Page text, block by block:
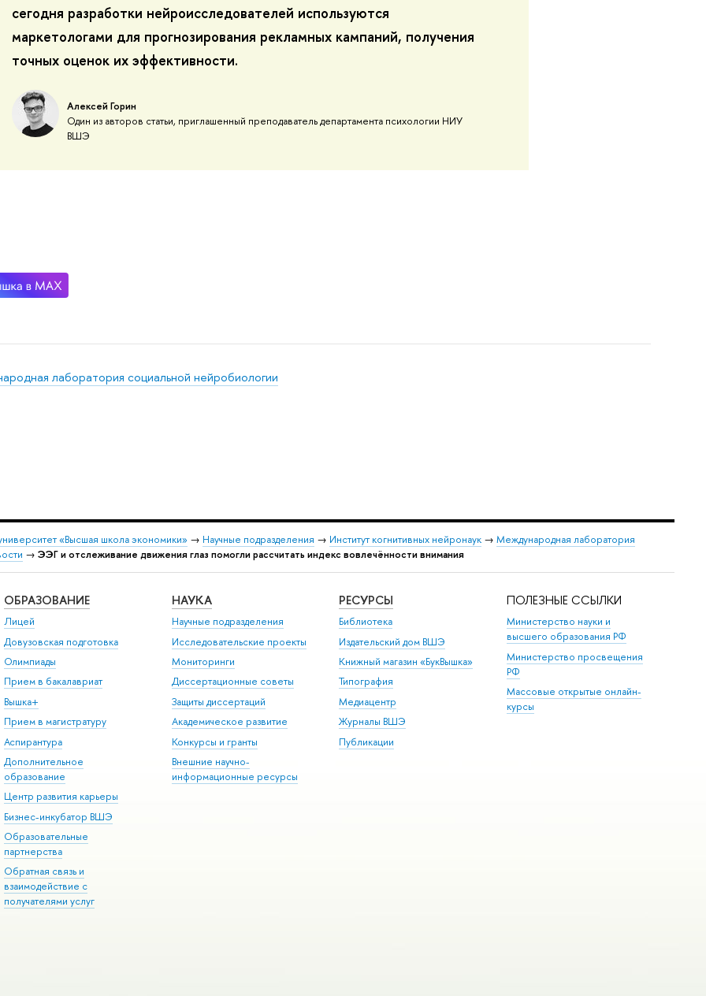
сегодня разработки нейроисследователей используются
маркетологами для прогнозирования рекламных кампаний, получения
точных оценок их эффективности.
Алексей Горин
Один из авторов статьи, приглашенный преподаватель департамента психологии НИУ
ВШЭ
лаборатория социальной нейробиологии
«Высшая школа экономики» → Научные подразделения → Институт когнитивных нейронаук → Международная лаборатория
→ ЭЭГ и отслеживание движения глаз помогли рассчитать индекс вовлечённости внимания
ОБРАЗОВАНИЕ
Лицей
Довузовская подготовка
Олимпиады
Прием в бакалавриат
Вышка+
Прием в магистратуру
Аспирантура
Дополнительное
образование
Центр развития карьеры
Бизнес-инкубатор ВШЭ
Образовательные
партнерства
Обратная связь и
взаимодействие с
получателями услуг
НАУКА
Научные подразделения
Исследовательские проекты
Мониторинги
Диссертационные советы
Защиты диссертаций
Академическое развитие
Конкурсы и гранты
Внешние научно-
информационные ресурсы
РЕСУРСЫ
Библиотека
Издательский дом ВШЭ
Книжный магазин «БукВышка»
Типография
Медиацентр
Журналы ВШЭ
Публикации
ПОЛЕЗНЫЕ ССЫЛКИ
Министерство науки и
высшего образования РФ
Министерство просвещения
РФ
Массовые открытые онлайн-
курсы